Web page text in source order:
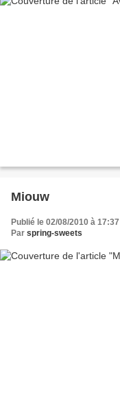
Miouw
Publié le 02/08/2010 à 17:37
Par spring-sweets